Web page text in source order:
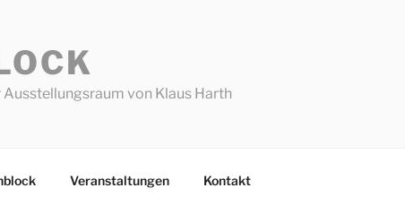
von Klaus Harth
Veranstaltungen Kontakt